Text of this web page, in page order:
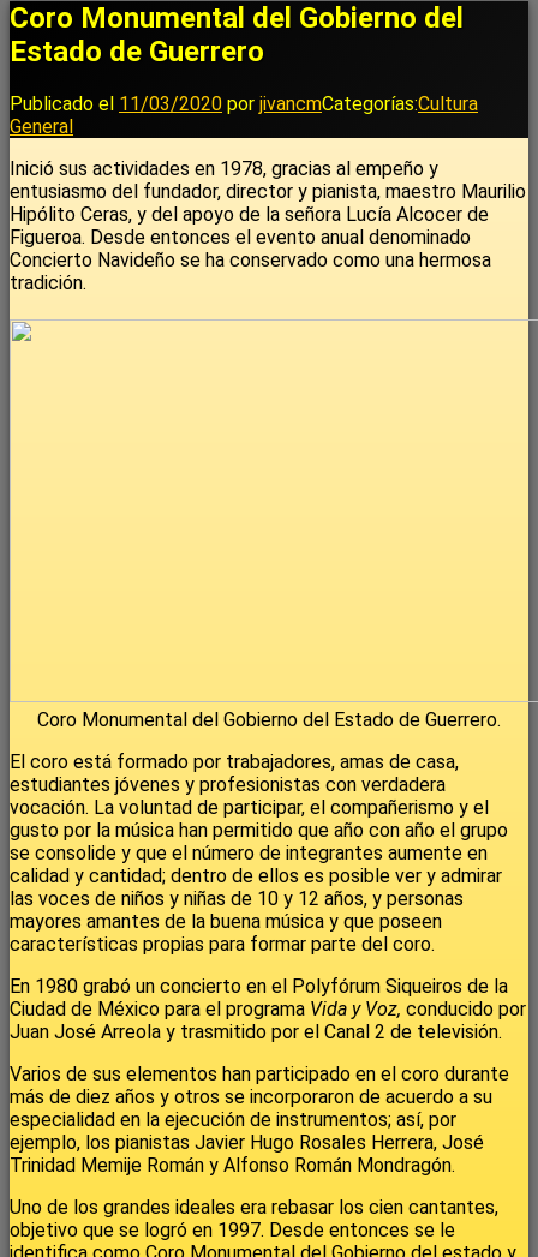
Coro Monumental del Gobierno del
Estado de Guerrero
Publicado el 11/03/2020 por jivancmCategorías:Cultura
General
Inició sus actividades en 1978, gracias al empeño y
entusiasmo del fundador, director y pianista, maestro Maurilio
Hipólito Ceras, y del apoyo de la señora Lucía Alcocer de
Figueroa. Desde entonces el evento anual denominado
Concierto Navideño se ha conservado como una hermosa
tradición.
Coro Monumental del Gobierno del Estado de Guerrero.
El coro está formado por trabajadores, amas de casa,
estudiantes jóvenes y profesionistas con verdadera
vocación. La voluntad de participar, el compañerismo y el
gusto por la música han permitido que año con año el grupo
se consolide y que el número de integrantes aumente en
calidad y cantidad; dentro de ellos es posible ver y admirar
las voces de niños y niñas de 10 y 12 años, y personas
mayores amantes de la buena música y que poseen
características propias para formar parte del coro.
En 1980 grabó un concierto en el Polyfórum Siqueiros de la
Ciudad de México para el programa Vida y Voz, conducido por
Juan José Arreola y trasmitido por el Canal 2 de televisión.
Varios de sus elementos han participado en el coro durante
más de diez años y otros se incorporaron de acuerdo a su
especialidad en la ejecución de instrumentos; así, por
ejemplo, los pianistas Javier Hugo Rosales Herrera, José
Trinidad Memije Román y Alfonso Román Mondragón.
Uno de los grandes ideales era rebasar los cien cantantes,
objetivo que se logró en 1997. Desde entonces se le